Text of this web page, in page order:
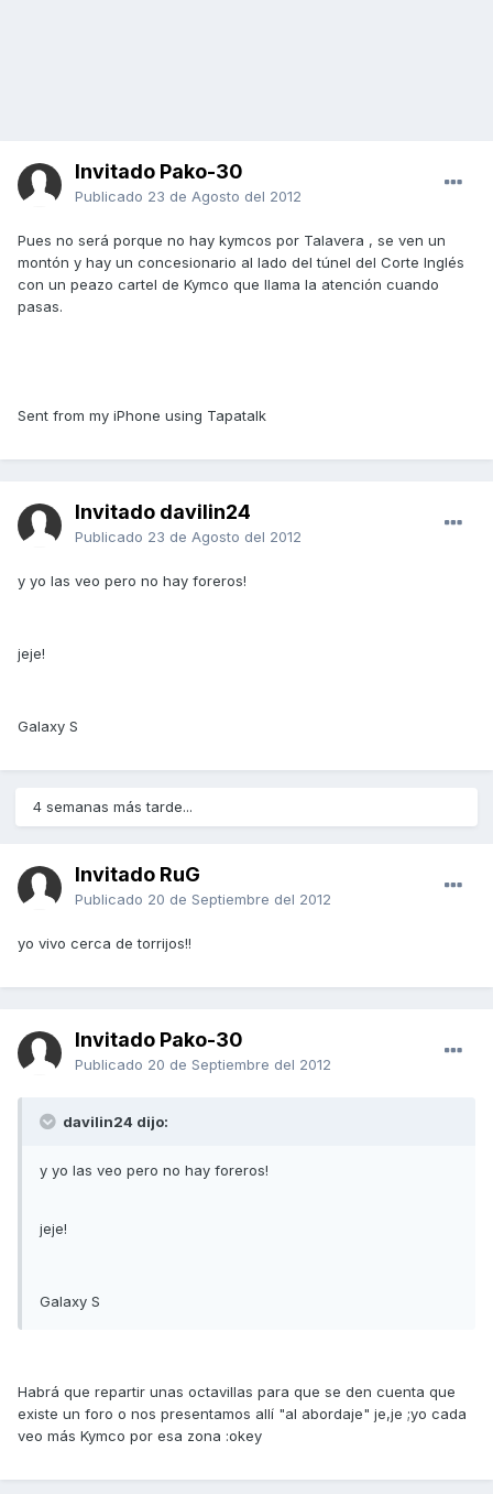
Invitado Pako-30
Publicado 23 de Agosto del 2012
Pues no será porque no hay kymcos por Talavera , se ven un
montón y hay un concesionario al lado del túnel del Corte Inglés
con un peazo cartel de Kymco que llama la atención cuando
pasas.
Sent from my iPhone using Tapatalk
Invitado davilin24
Publicado 23 de Agosto del 2012
y yo las veo pero no hay foreros!
jeje!
Galaxy S
4 semanas más tarde...
Invitado RuG
Publicado 20 de Septiembre del 2012
yo vivo cerca de torrijos!!
Invitado Pako-30
Publicado 20 de Septiembre del 2012
davilin24 dijo:
y yo las veo pero no hay foreros!
jeje!
Galaxy S
Habrá que repartir unas octavillas para que se den cuenta que
existe un foro o nos presentamos allí "al abordaje" je,je ;yo cada
veo más Kymco por esa zona :okey